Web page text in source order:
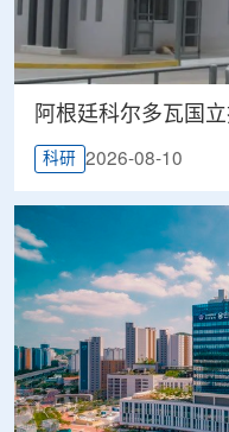
阿根廷科尔多瓦国
科研 2026-08-10